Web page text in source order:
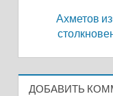
Ахметов
ДОБАВИТЬ